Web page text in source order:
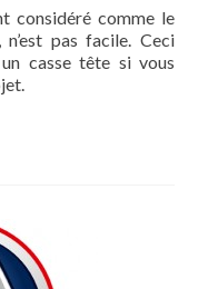
considéré comme le
pas facile. Ceci
casse tête si vous